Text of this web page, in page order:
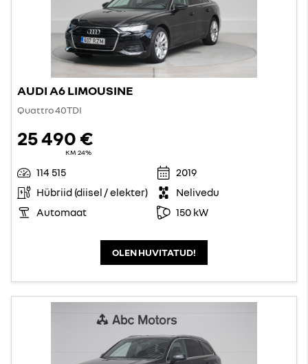
AUDI A6 LIMOUSINE
Quattro 40TDI
25 490 €
KM 24%
114 515
2019
Hübriid (diisel / elekter)
Nelivedu
Automaat
150 kW
OLEN HUVITATUD!